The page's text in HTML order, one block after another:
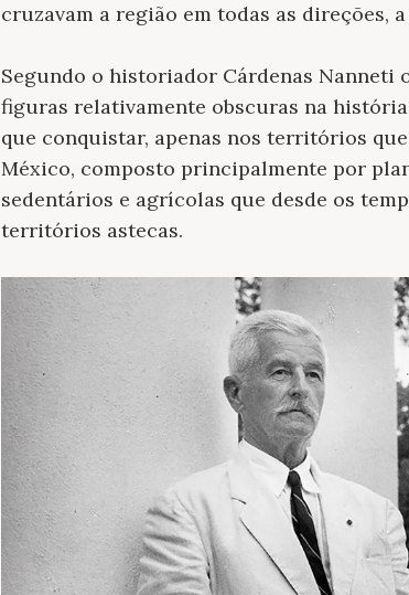
cruzavam a região em todas as direções,
Segundo o historiador Cárdenas Nanneti
figuras relativamente obscuras na
que conquistar, apenas nos territórios
México, composto principalmente por
sedentários e agrícolas que desde os
territórios astecas.